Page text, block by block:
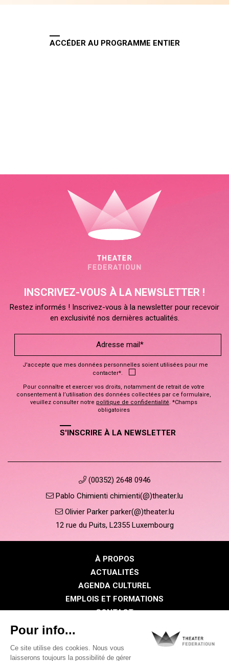
ACCÉDER AU PROGRAMME ENTIER
INSCRIVEZ-VOUS À LA NEWSLETTER !
Restez informés ! Inscrivez-vous à la newsletter pour recevoir
en exclusivité nos dernières actualités.
J'accepte que mes données personnelles soient utilisées pour me
contacter*.
Pour connaître et exercer vos droits, notamment de retrait de votre
consentement à l’utilisation des données collectées par ce formulaire,
veuillez consulter notre politique de confidentialité. *Champs
obligatoires
S'INSCRIRE À LA NEWSLETTER
(00352) 2648 0946
Pablo Chimienti chimienti(@)theater.lu
Olivier Parker parker(@)theater.lu
12 rue du Puits, L2355 Luxembourg
À PROPOS
ACTUALITÉS
AGENDA CULTUREL
EMPLOIS ET FORMATIONS
CONTACT